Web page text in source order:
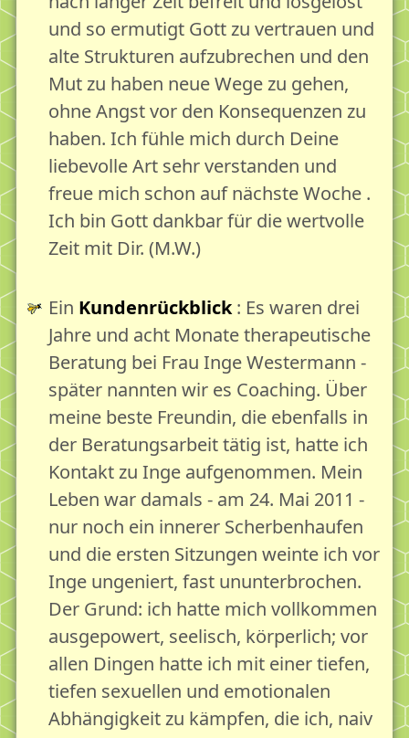
und so ermutigt Gott zu vertrauen und
alte Strukturen aufzubrechen und den
Mut zu haben neue Wege zu gehen,
ohne Angst vor den Konsequenzen zu
haben. Ich fühle mich durch Deine
liebevolle Art sehr verstanden und
freue mich schon auf nächste Woche .
Ich bin Gott dankbar für die wertvolle
Zeit mit Dir. (M.W.)
Ein Kundenrückblick : Es waren drei
Jahre und acht Monate therapeutische
Beratung bei Frau Inge Westermann -
später nannten wir es Coaching. Über
meine beste Freundin, die ebenfalls in
der Beratungsarbeit tätig ist, hatte ich
Kontakt zu Inge aufgenommen. Mein
Leben war damals - am 24. Mai 2011 -
nur noch ein innerer Scherbenhaufen
und die ersten Sitzungen weinte ich vor
Inge ungeniert, fast ununterbrochen.
Der Grund: ich hatte mich vollkommen
ausgepowert, seelisch, körperlich; vor
allen Dingen hatte ich mit einer tiefen,
tiefen sexuellen und emotionalen
Abhängigkeit zu kämpfen, die ich, naiv